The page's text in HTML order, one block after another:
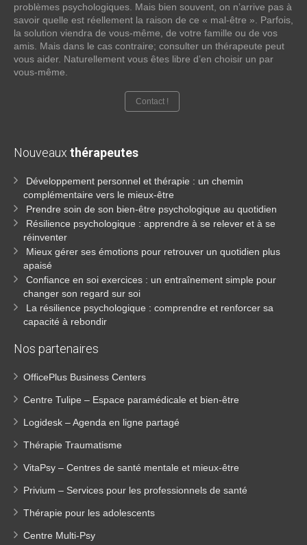
problèmes psychologiques. Mais bien souvent, on n’arrive pas à
savoir quelle est réellement la raison de ce « mal-être ». Parfois,
la solution viendra de vous-même, de votre famille ou de vos
amis. Mais dans le cas contraire; consulter un thérapeute peut
vous aider. Naturellement vous êtes libre d’en choisir un par
vous-même.
Contact !
Nouveaux thérapeutes
Développement personnel et thérapie : un chemin
complémentaire vers le mieux-être
Prendre soin de son bien-être psychologique au quotidien
Résilience psychologique : apprendre à se relever et à se
réinventer
Mieux gérer ses émotions pour retrouver un quotidien plus
apaisé
Confiance en soi exercices : un entraînement simple pour
changer son regard sur soi
La résilience psychologique : comprendre et renforcer sa
capacité à rebondir
Nos partenaires
OfficePlus Business Centers
Centre Tulipe – Espace paramédicale et bien-être
Logidesk – Agenda en ligne partagé
Thérapie Traumatisme
VitaPsy – Centres de santé mentale et mieux-être
Privium – Services pour les professionnels de santé
Thérapie pour les adolescents
Centre Multi-Psy